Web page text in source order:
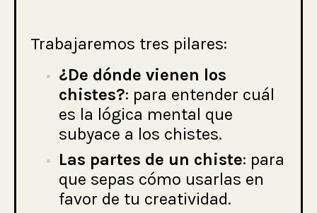
Trabajaremos tres pilares:
¿De dónde vienen los
chistes?: para entender cuál
es la lógica mental que
subyace a los chistes.
Las partes de un chiste: para
que sepas cómo usarlas en
favor de tu creatividad.